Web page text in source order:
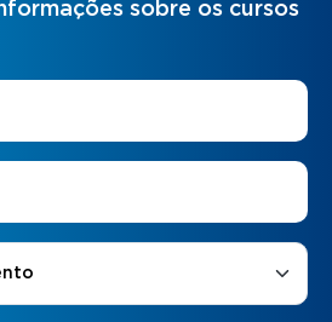
sobre os cursos